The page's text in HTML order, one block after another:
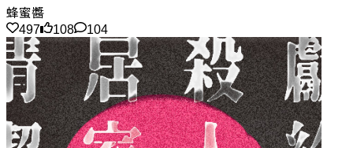
蜂蜜醬
497
108 104